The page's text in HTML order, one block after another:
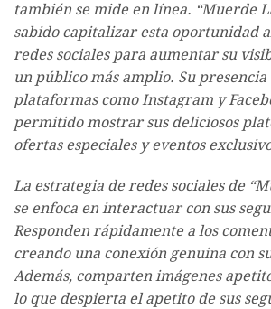
también se mide en línea. “Muerde
sabido capitalizar esta oportunidad
redes sociales para aumentar su
un público más amplio. Su presencia
plataformas como Instagram y
permitido mostrar sus deliciosos
ofertas especiales y eventos
La estrategia de redes sociales de
se enfoca en interactuar con sus
Responden rápidamente a los
creando una conexión genuina con
Además, comparten imágenes
lo que despierta el apetito de sus